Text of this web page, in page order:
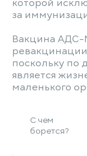
которой
за
Вакцина АДС-
поскольку по
является
маленького
С чем
борется?